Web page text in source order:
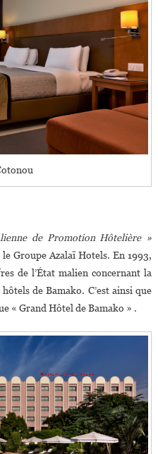
de Promotion Hôtelière »
Groupe Azalaï Hotels. En 1993,
de l’État malien concernant la
de Bamako. C’est ainsi que
« Grand Hôtel de Bamako » .